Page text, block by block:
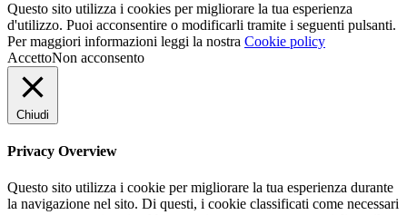
Questo sito utilizza i cookies per migliorare la tua esperienza
d'utilizzo. Puoi acconsentire o modificarli tramite i seguenti pulsanti.
Per maggiori informazioni leggi la nostra Cookie policy
AccettoNon acconsento
Chiudi
Privacy Overview
Questo sito utilizza i cookie per migliorare la tua esperienza durante
la navigazione nel sito. Di questi, i cookie classificati come necessari